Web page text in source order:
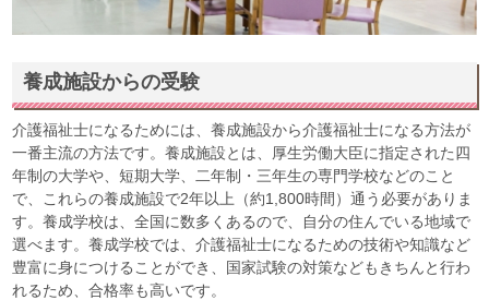
養成施設からの受験
介護福祉士になるためには、養成施設から介護福祉士になる方法が
一番主流の方法です。養成施設とは、厚生労働大臣に指定された四
年制の大学や、短期大学、二年制・三年生の専門学校などのこと
で、これらの養成施設で2年以上（約1,800時間）通う必要がありま
す。養成学校は、全国に数多くあるので、自分の住んでいる地域で
選べます。養成学校では、介護福祉士になるための技術や知識など
豊富に身につけることができ、国家試験の対策などもきちんと行わ
れるため、合格率も高いです。